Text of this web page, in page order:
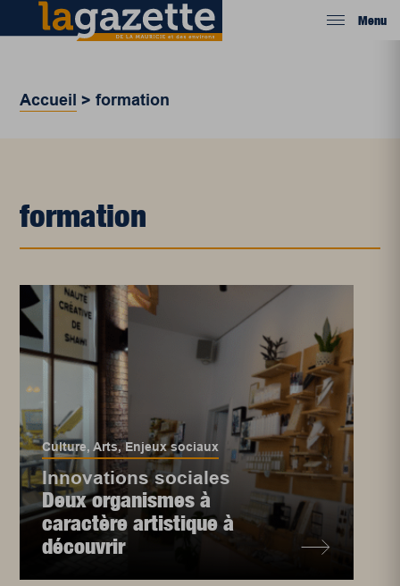
Menu
Accueil >formation
formation
Culture,Arts,Enjeux sociaux
Innovations sociales
Deux organismes à
caractère artistique à
découvrir